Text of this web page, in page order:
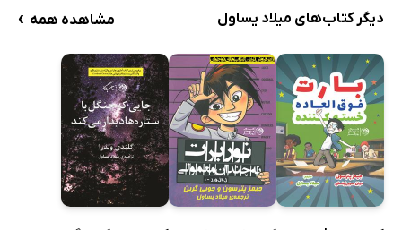
دیگر کتاب‌های میلاد یساول مشاهده همه ›